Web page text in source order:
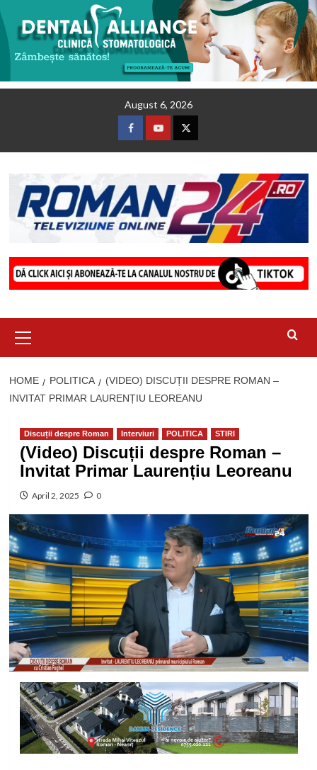
August 6, 2026
FacebookYoutubeTwitter
Menu
HOME POLITICA
(VIDEO) DISCUȚII DESPRE ROMAN –
INVITAT PRIMAR LAURENȚIU LEOREANU
Discuții despre Roman Interviuri POLITICA STIRI
(Video) Discuții despre Roman –
Invitat Primar Laurențiu Leoreanu
April 2, 2025 0